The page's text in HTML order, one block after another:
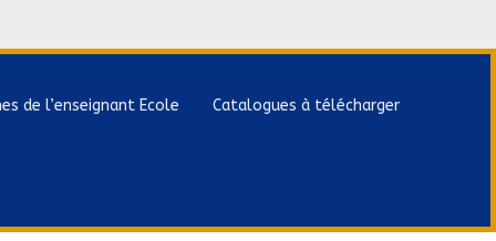
de l’enseignant Ecole Catalogues à télécharger